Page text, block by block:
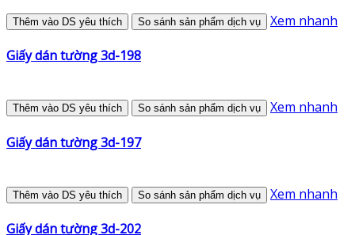
Thêm vào DS yêu thích So sánh sản phẩm dịch vụ Xem nhanh
Giấy dán tường 3d-198
Thêm vào DS yêu thích So sánh sản phẩm dịch vụ Xem nhanh
Giấy dán tường 3d-197
Thêm vào DS yêu thích So sánh sản phẩm dịch vụ Xem nhanh
Giấy dán tường 3d-202